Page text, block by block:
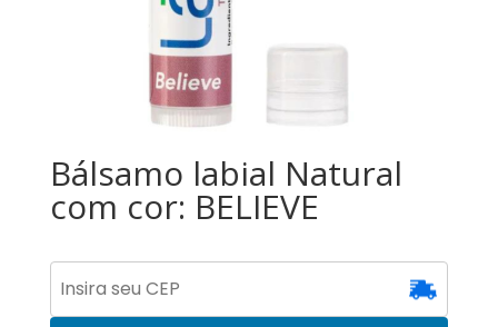
Bálsamo labial Natural
com cor: BELIEVE